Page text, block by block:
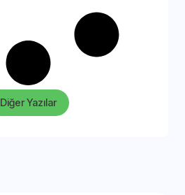
Diğer Yazılar